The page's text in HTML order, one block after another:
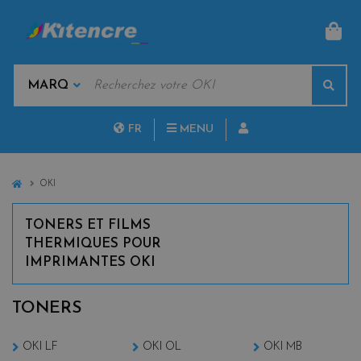
MARQUES
CLÉS
FR MENU
HOMEOKI
TONERS ET FILMS
THERMIQUES POUR
IMPRIMANTES OKI
TONERS
OKI LF OKI OL OKI MB